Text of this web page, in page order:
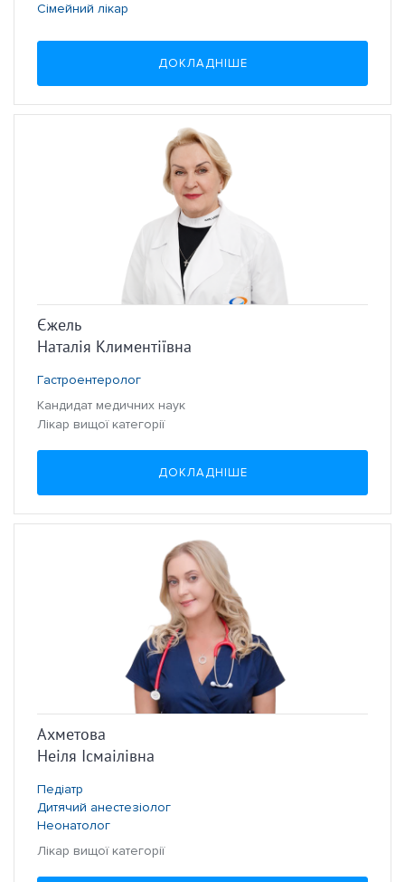
Сімейний лікар
ДОКЛАДНІШЕ
Єжель
Наталія Климентіївна
Гастроентеролог
Кандидат медичних наук
Лікар вищої категорії
ДОКЛАДНІШЕ
Ахметова
Неіля Ісмаілівна
Педіатр
Дитячий анестезіолог
Неонатолог
Лікар вищої категорії